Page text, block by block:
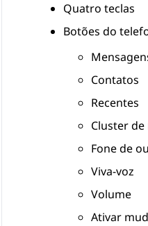
Quatro teclas
Botões do
Contatos
Recentes
Cluster de
Fone de
Viva-voz
Volume
Ativar